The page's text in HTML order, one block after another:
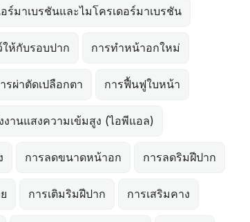
ร์มาเบรชันและไมโครเดอร์มาเบรชัน
ให้กับรอบปาก การทำหน้าอกใหม่
รผ่าตัดเปลือกตา การฟื้นฟูใบหน้า
งานแสงความเข้มสูง (ไอพีแอล)
การลดขนาดหน้าอก การลดริมฝีปาก
การเติมริมฝีปาก การเสริมคาง